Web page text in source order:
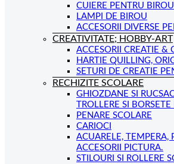
CUIERE PENTRU BIROU
LAMPI DE BIROU
ACCESORII DIVERSE
CREATIVITATE; HOBBY-ART
ACCESORII CREATIE &
HARTIE QUILLING,
SETURI DE CREATIE
RECHIZITE SCOLARE
GHIOZDANE SI
TROLLERE SI
PENARE SCOLARE
CARIOCI
ACUARELE, TEMPERA,
ACCESORII PICTURA.
STILOURI SI ROLLERE